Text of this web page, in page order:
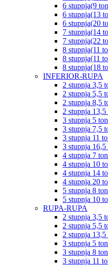
6 stupnja(9
6 stupnja(13
6 stupnja(20
7 stupnja(14
7 stupnja(22
8 stupnja(11
8 stupnja(11
8 stupnja(18
INFERIOR-RUPA
2 stupnja 3,5
2 stupnja 5,5
2 stupnja 8,5
2 stupnja 13,5
3 stupnja 5
3 stupnja 7,5
3 stupnja 11
3 stupnja 16,5
4 stupnja 7
4 stupnja 10
4 stupnja 14
4 stupnja 20
5 stupnja 8
5 stupnja 10
RUPA-RUPA
2 stupnja 3,5
2 stupnja 5,5
2 stupnja 13,5
3 stupnja 5
3 stupnja 8
3 stupnja 11